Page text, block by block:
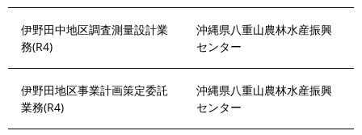
伊野田中地区調査測量設計業
務(R4)
沖縄県八重山農林水産振興
センター
伊野田地区事業計画策定委託
業務(R4)
沖縄県八重山農林水産振興
センター